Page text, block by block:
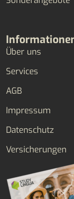
Über uns
Services
AGB
Impressum
Datenschutz
Versicherungen